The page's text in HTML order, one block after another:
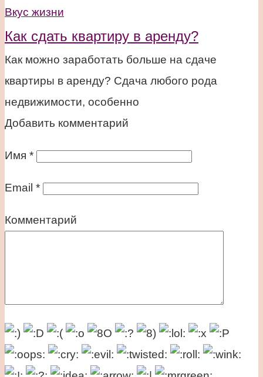
Вкус жизни
Как сдать квартиру в аренду?
Как можно заработать больше на сдаче
квартиры в аренду? Сдача любого рода
недвижимости, особенно
Добавить комментарий
Имя *
Email *
Комментарий